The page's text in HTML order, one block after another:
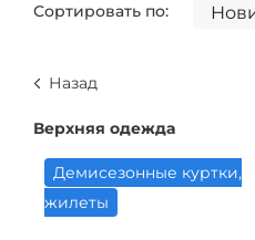
Сортировать по:
Назад
Верхняя одежда
Демисезонные куртки,
жилеты